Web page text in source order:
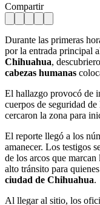
Compartir
Durante las primeras
por la entrada principal
Chihuahua,
cabezas humanas
El hallazgo provocó de
cuerpos de seguridad
cercaron la zona para
El reporte llegó a los
amanecer. Los testigos
de los arcos que
alto tránsito para
ciudad de Chihuahua.
Al llegar al sitio, los